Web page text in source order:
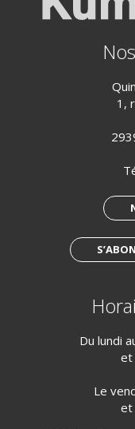
1,
Du lundi
et
Le
et